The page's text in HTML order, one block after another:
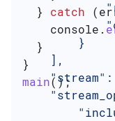
  }
catch (
    console
.
  }
}
main();
        }
    ],
"stream":